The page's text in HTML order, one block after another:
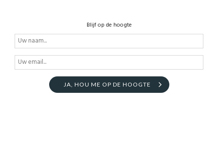
Blijf op de hoogte
JA, HOU ME OP DE HOOGTE